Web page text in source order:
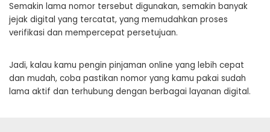
Semakin lama nomor tersebut digunakan, semakin banyak
jejak digital yang tercatat, yang memudahkan proses
verifikasi dan mempercepat persetujuan.
Jadi, kalau kamu pengin pinjaman online yang lebih cepat
dan mudah, coba pastikan nomor yang kamu pakai sudah
lama aktif dan terhubung dengan berbagai layanan digital.